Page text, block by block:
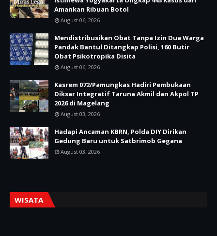
Amankan Ribuan Botol
August 06, 2026
Mendistribusikan Obat Tanpa Izin Dua Warga
Pandak Bantul Ditangkap Polisi, 160 Butir
Obat Psikotropika Disita
August 06, 2026
Kasrem 072/Pamungkas Hadiri Pembukaan
Diksar Integratif Taruna Akmil dan Akpol TP
2026 di Magelang
August 03, 2026
Hadapi Ancaman KBRN, Polda DIY Dirikan
Gedung Baru untuk Satbrimob Gegana
August 03, 2026
WISATA